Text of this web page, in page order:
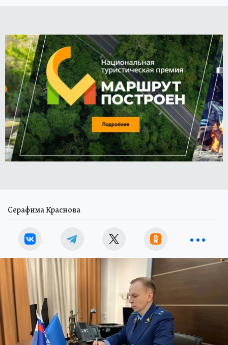
Серафима Краснова